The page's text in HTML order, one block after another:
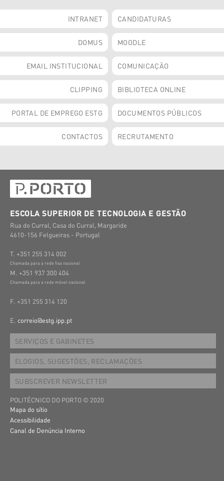
INTRANET CANDIDATURAS
DOMUS MOODLE
EMAIL INSTITUCIONAL COMUNICAÇÃO
CLIPPING BIBLIOTECA ONLINE
PORTAL DE EMPREGO ESTG DOCUMENTOS PÚBLICOS
CONTACTOS RECRUTAMENTO
ESCOLA SUPERIOR DE TECNOLOGIA E GESTÃO
Rua do Curral, Casa do Curral, Margaride
4610-156 Felgueiras - Portugal
T. +351 255 314 002
Chamada para a rede fixa nacional
M. +351 937 300 404
Chamada para a rede móvel nacional
F. +351 255 314 120
E. correio@estg.ipp.pt
SERVIÇOS E GABINETES
ELOGIOS, SUGESTÕES, RECLAMAÇÕES
SUBSCREVER NEWSLETTER
POLITÉCNICO DO PORTO © 2020
Mapa do sítio
Acessibilidade
Canal de Denúncia Interno